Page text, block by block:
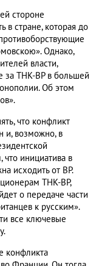
стороне
в стране, которая до
Однако,
власти,
за ТНК-BP в большей
Об этом
что конфликт
и, возможно, в
инициатива в
исходить от BP.
ТНК-ВР,
о передаче части
к русским».
все ключевые
конфликта